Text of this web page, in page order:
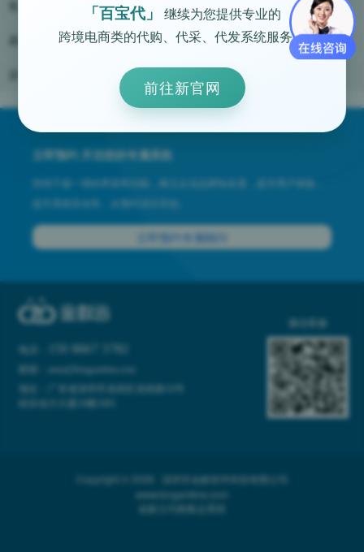
立即预约 开启您的专属系统
拒绝千篇一律的界面和功能，树立企业品牌知名度，提升用户体验，
提升系统安全性，从预约演示开始。
立即预约专属顾问
159 8667 3782
邮箱：anna@kinganttms.com
微信客服
Copyright © 2026 深圳市金蚁软件科技有限公司
www.kinganttms.com
金蚁云代购集运系统
「百宝代」
继续为您提供专业的
跨境电商类的代购、代采、代发系统服务。
前往新官网